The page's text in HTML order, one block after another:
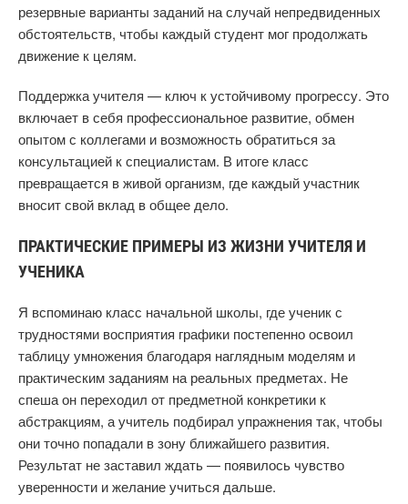
резервные варианты заданий на случай непредвиденных
обстоятельств, чтобы каждый студент мог продолжать
движение к целям.
Поддержка учителя — ключ к устойчивому прогрессу. Это
включает в себя профессиональное развитие, обмен
опытом с коллегами и возможность обратиться за
консультацией к специалистам. В итоге класс
превращается в живой организм, где каждый участник
вносит свой вклад в общее дело.
ПРАКТИЧЕСКИЕ ПРИМЕРЫ ИЗ ЖИЗНИ УЧИТЕЛЯ И
УЧЕНИКА
Я вспоминаю класс начальной школы, где ученик с
трудностями восприятия графики постепенно освоил
таблицу умножения благодаря наглядным моделям и
практическим заданиям на реальных предметах. Не
спеша он переходил от предметной конкретики к
абстракциям, а учитель подбирал упражнения так, чтобы
они точно попадали в зону ближайшего развития.
Результат не заставил ждать — появилось чувство
уверенности и желание учиться дальше.